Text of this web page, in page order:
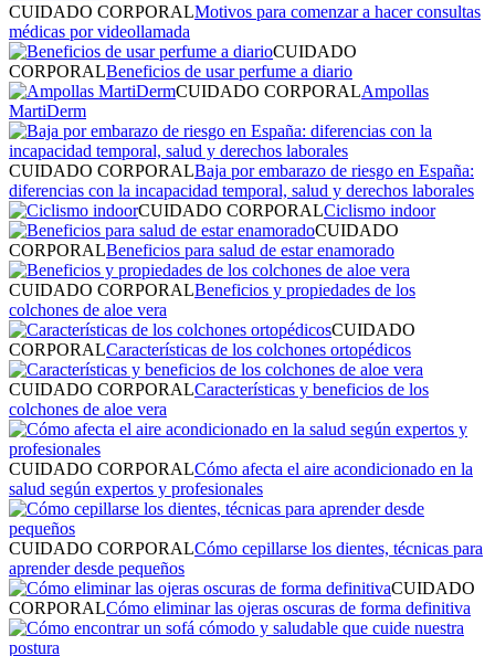
CUIDADO CORPORALMotivos para comenzar a hacer consultas
médicas por videollamada
CUIDADO
CORPORALBeneficios de usar perfume a diario
CUIDADO CORPORALAmpollas
MartiDerm
CUIDADO CORPORALBaja por embarazo de riesgo en España:
diferencias con la incapacidad temporal, salud y derechos laborales
CUIDADO CORPORALCiclismo indoor
CUIDADO
CORPORALBeneficios para salud de estar enamorado
CUIDADO CORPORALBeneficios y propiedades de los
colchones de aloe vera
CUIDADO
CORPORALCaracterísticas de los colchones ortopédicos
CUIDADO CORPORALCaracterísticas y beneficios de los
colchones de aloe vera
CUIDADO CORPORALCómo afecta el aire acondicionado en la
salud según expertos y profesionales
CUIDADO CORPORALCómo cepillarse los dientes, técnicas para
aprender desde pequeños
CUIDADO
CORPORALCómo eliminar las ojeras oscuras de forma definitiva